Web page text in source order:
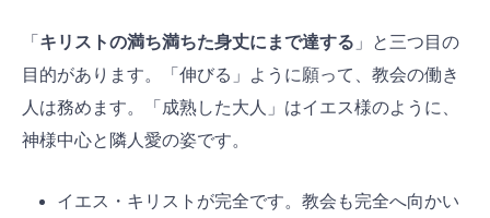
「 キリストの満ち満ちた身丈にまで達する 」と三つ目の
目的があります。「伸びる」ように願って、教会の働き
人は務めます。「成熟した大人」はイエス様のように、
神様中心と隣人愛の姿です。
イエス・キリストが完全です。教会も完全へ向かい